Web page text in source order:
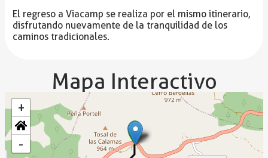
El regreso a Viacamp se realiza por el mismo itinerario,
disfrutando nuevamente de la tranquilidad de los
caminos tradicionales.
Mapa Interactivo
+
-